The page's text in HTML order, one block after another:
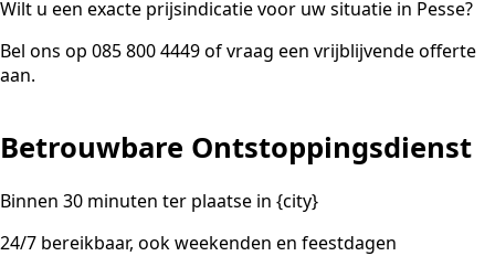
Wilt u een exacte prijsindicatie voor uw situatie in Pesse?
Bel ons op 085 800 4449 of vraag een vrijblijvende offerte
aan.
Betrouwbare Ontstoppingsdienst
Binnen 30 minuten ter plaatse in {city}
24/7 bereikbaar, ook weekenden en feestdagen